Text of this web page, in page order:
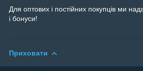
Для оптових і постійних покупців ми
і бонуси!
Приховати